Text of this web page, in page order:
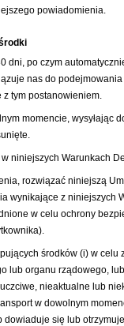
powiadomienia.
dni, po czym
nas do
tym postanowieniem.
momencie, wysyłając
niniejszych Warunkach
rozwiązać niniejszą
wynikające z
w celu ochrony
środków (i) w
lub organu rządowego,
nieaktualne lub
w dowolnym
się lub